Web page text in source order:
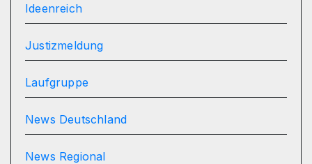
Ideenreich
Justizmeldung
Laufgruppe
News Deutschland
News Regional